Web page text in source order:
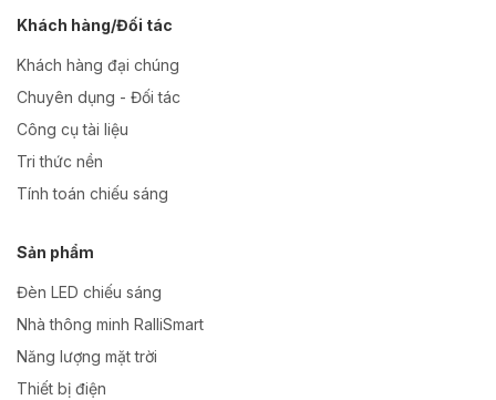
Khách hàng/Đối tác
Khách hàng đại chúng
Chuyên dụng - Đối tác
Công cụ tài liệu
Tri thức nền
Tính toán chiếu sáng
Sản phẩm
Đèn LED chiếu sáng
Nhà thông minh RalliSmart
Năng lượng mặt trời
Thiết bị điện